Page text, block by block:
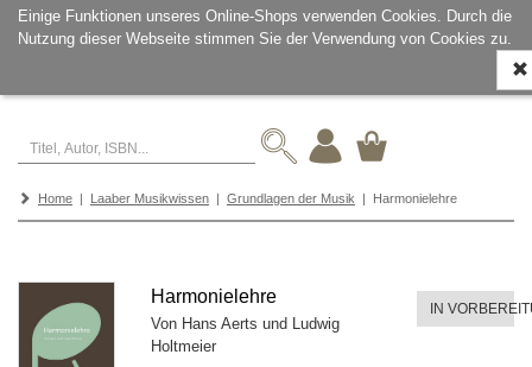
Einige Funktionen unseres Online-Shops verwenden Cookies. Durch die
Nutzung dieser Webseite stimmen Sie der Verwendung von Cookies zu.
ein-/
Home | Laaber Musikwissen | Grundlagen der Musik | Harmonielehre
Harmonielehre
Von Hans Aerts und Ludwig
Holtmeier
IN